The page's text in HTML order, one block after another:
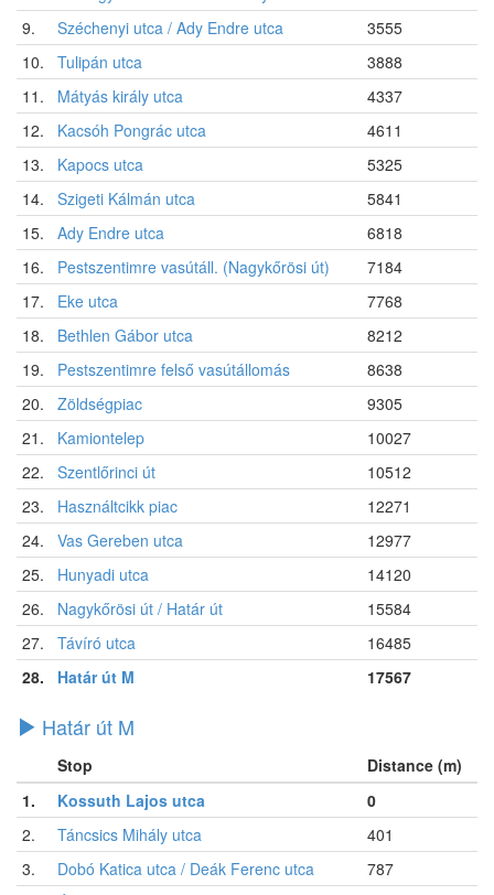
9.
Széchenyi utca / Ady Endre utca
3555
10.
Tulipán utca
3888
11.
Mátyás király utca
4337
12.
Kacsóh Pongrác utca
4611
13.
Kapocs utca
5325
14.
Szigeti Kálmán utca
5841
15.
Ady Endre utca
6818
16.
Pestszentimre vasútáll. (Nagykőrösi út)
7184
17.
Eke utca
7768
18.
Bethlen Gábor utca
8212
19.
Pestszentimre felső vasútállomás
8638
20.
Zöldségpiac
9305
21.
Kamiontelep
10027
22.
Szentlőrinci út
10512
23.
Használtcikk piac
12271
24.
Vas Gereben utca
12977
25.
Hunyadi utca
14120
26.
Nagykőrösi út / Határ út
15584
27.
Távíró utca
16485
28.
Határ út M 17567
Határ út M
Stop
Distance (m)
1.
Kossuth Lajos utca
0
2.
Táncsics Mihály utca
401
3.
Dobó Katica utca / Deák Ferenc utca
787